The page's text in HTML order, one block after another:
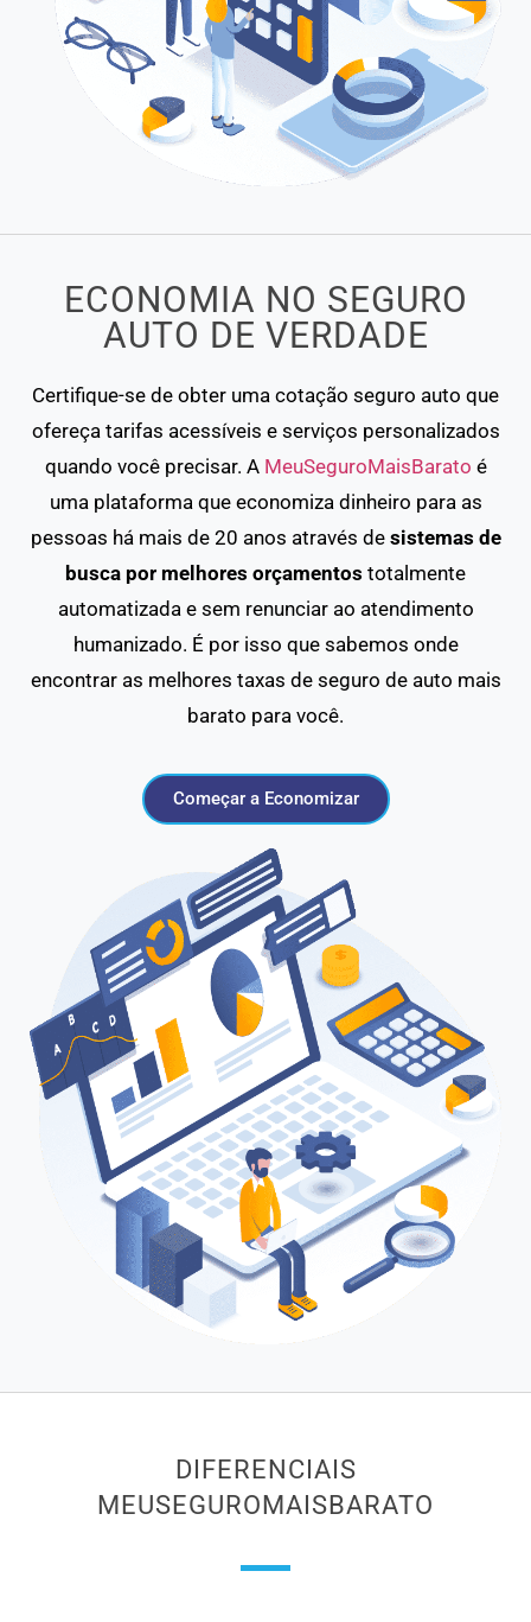
ECONOMIA NO SEGURO
AUTO DE VERDADE
Certifique-se de obter uma cotação seguro auto que
ofereça tarifas acessíveis e serviços personalizados
quando você precisar. A MeuSeguroMaisBarato é
uma plataforma que economiza dinheiro para as
pessoas há mais de 20 anos através de sistemas de
busca por melhores orçamentos totalmente
automatizada e sem renunciar ao atendimento
humanizado. É por isso que sabemos onde
encontrar as melhores taxas de seguro de auto mais
barato para você.
Começar a Economizar
DIFERENCIAIS
MEUSEGUROMAISBARATO